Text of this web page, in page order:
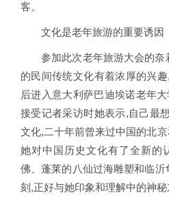
客。
文化是老年旅游的重要诱因
参加此次老年旅游大会的奈
的民间传统文化有着浓厚的兴
后进入意大利萨巴迪埃诺老年
接受记者采访时她表示,自己最
文化,二十年前曾来过中国的北
她对中国历史文化有了全新的
佛、蓬莱的八仙过海雕塑和临沂
刻,正好与她印象和理解中的神秘